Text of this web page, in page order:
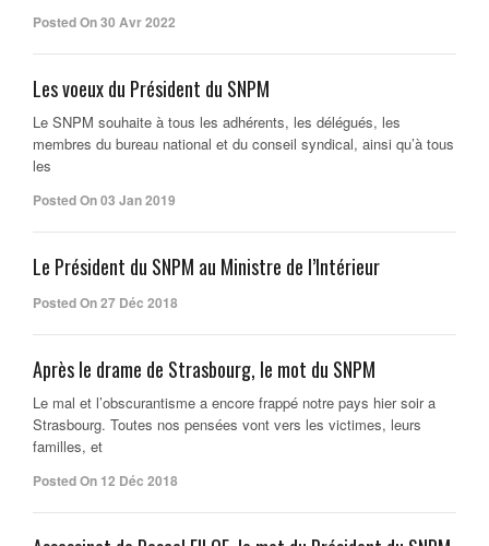
Posted On 30 Avr 2022
Les voeux du Président du SNPM
Le SNPM souhaite à tous les adhérents, les délégués, les
membres du bureau national et du conseil syndical, ainsi qu’à tous
les
Posted On 03 Jan 2019
Le Président du SNPM au Ministre de l’Intérieur
Posted On 27 Déc 2018
Après le drame de Strasbourg, le mot du SNPM
Le mal et l’obscurantisme a encore frappé notre pays hier soir a
Strasbourg. Toutes nos pensées vont vers les victimes, leurs
familles, et
Posted On 12 Déc 2018